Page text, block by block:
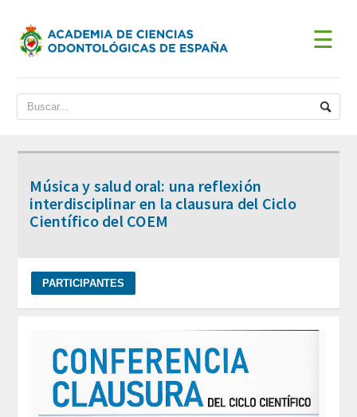
ACADEMIA
BIENVENIDA DEL PRESIDENTE
DATOS HISTÓRICOS
Presidentes
JUNTA DE GOBIERNO
ESTATUTOS
REGLAMENTO
☰
Música y salud oral: una reflexión
interdisciplinar en la clausura del Ciclo
Científico del COEM